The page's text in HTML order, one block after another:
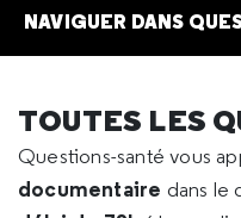
NAVIGUER DANS
TOUTES LES
Questions-santé vous
documentaire dans le